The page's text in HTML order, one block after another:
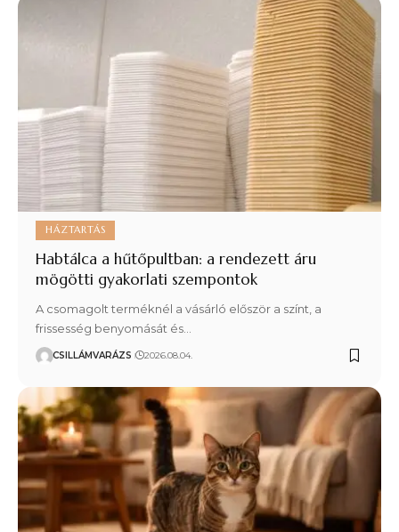
HÁZTARTÁS
Habtálca a hűtőpultban: a rendezett áru
mögötti gyakorlati szempontok
A csomagolt terméknél a vásárló először a színt, a
frissesség benyomását és…
CSILLÁMVARÁZS 2026.08.04.